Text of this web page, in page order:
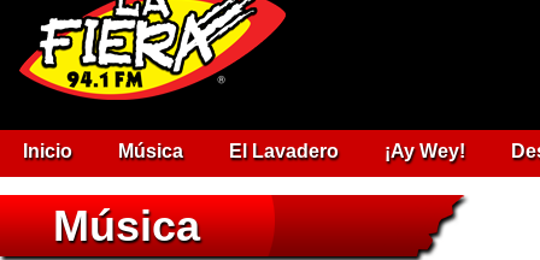
Inicio Música El Lavadero ¡Ay Wey!
Música